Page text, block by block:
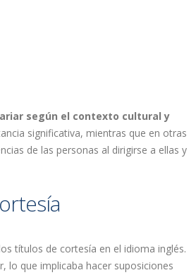
según el contexto cultural y
significativa, mientras que en otras
de las personas al dirigirse a ellas y
títulos de cortesía en el idioma inglés.
lo que implicaba hacer suposiciones